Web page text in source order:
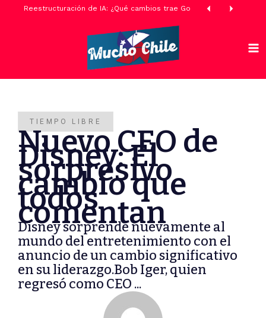
Reestructuración de IA: ¿Qué cambios trae Google y Meta?
TIEMPO LIBRE
Nuevo CEO de
Disney: El
sorpresivo
cambio que
todos
comentan
Disney sorprende nuevamente al
mundo del entretenimiento con el
anuncio de un cambio significativo
en su liderazgo.Bob Iger, quien
regresó como CEO ...